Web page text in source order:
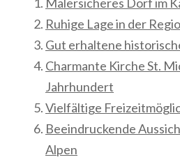
Malersicheres Dorf im
Ruhige Lage in der
Gut erhaltene
Charmante Kirche St.
Jahrhundert
Vielfältige
Beeindruckende
Alpen